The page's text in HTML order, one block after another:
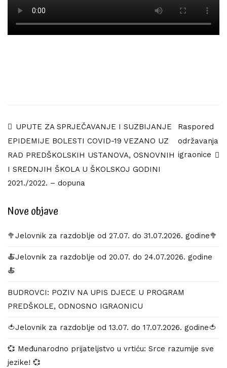
Navigacija
objava
UPUTE ZA SPRJEČAVANJE I SUZBIJANJE
EPIDEMIJE BOLESTI COVID-19 VEZANO UZ
RAD PREDŠKOLSKIH USTANOVA, OSNOVNIH
I SREDNJIH ŠKOLA U ŠKOLSKOJ GODINI
2021./2022. – dopuna
Raspored
održavanja
igraonice
Nove objave
🥦Jelovnik za razdoblje od 27.07. do 31.07.2026. godine🥦
🍝Jelovnik za razdoblje od 20.07. do 24.07.2026. godine
🍝
BUDROVCI: POZIV NA UPIS DJECE U PROGRAM
PREDŠKOLE, ODNOSNO IGRAONICU
🍅Jelovnik za razdoblje od 13.07. do 17.07.2026. godine🍅
💞 Međunarodno prijateljstvo u vrtiću: Srce razumije sve
jezike! 💞